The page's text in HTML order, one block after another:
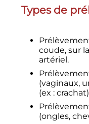
Types de
coude, sur
artériel.
(vaginaux,
(ex :
(ongles,